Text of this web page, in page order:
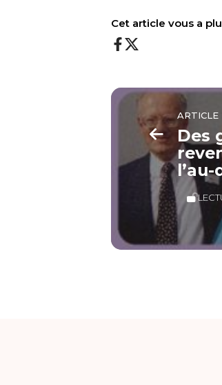
Cet article vous a
ARTICLE
Des
l’au-